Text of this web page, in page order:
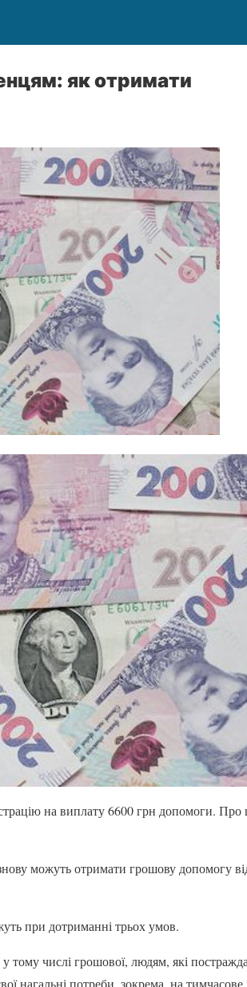
як отримати
на виплату 6600 грн допомоги.
можуть отримати грошову допомогу
при дотриманні трьох умов.
числі грошової, людям, які
нагальні потреби, зокрема, на